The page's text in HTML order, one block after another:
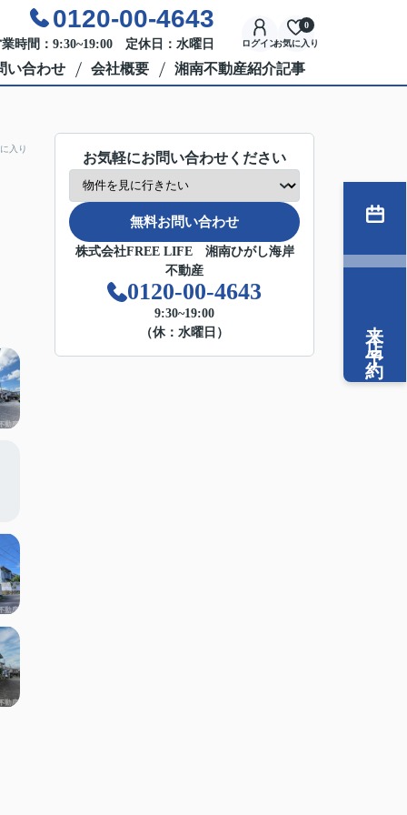
0120-00-4643
時間：9:30~19:00 定休日：水曜日 ログインお気に入り
0
い合わせ 会社概要 湘南不動産紹介記事
入り
お気軽にお問い合わせください
無料お問い合わせ
株式会社FREE LIFE 湘南ひがし海岸
不動産
0120-00-4643
9:30~19:00
（休：水曜日）
来店予約